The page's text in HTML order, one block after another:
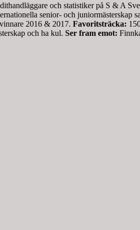
och statistiker på S & A
senior- och juniormästerskap
2016 & 2017. Favoritsträcka:
och ha kul. Ser fram emot: